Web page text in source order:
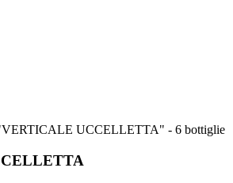
UCCELLETTA" - 6 bottiglie